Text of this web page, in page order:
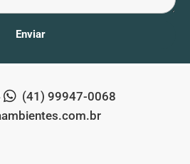
Enviar
(41) 99947-0068